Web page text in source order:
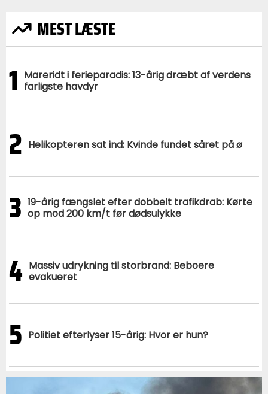
MEST LÆSTE
1 Mareridt i ferieparadis: 13-årig dræbt af verdens
farligste havdyr
2 Helikopteren sat ind: Kvinde fundet såret på ø
3 19-årig fængslet efter dobbelt trafikdrab: Kørte
op mod 200 km/t før dødsulykke
4 Massiv udrykning til storbrand: Beboere
evakueret
5 Politiet efterlyser 15-årig: Hvor er hun?